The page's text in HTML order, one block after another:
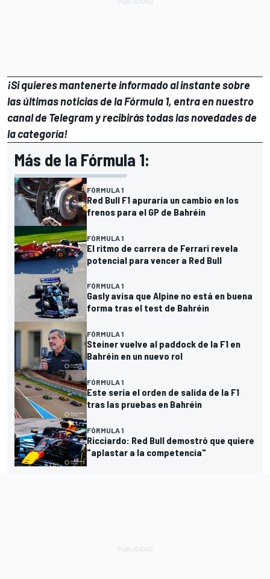
¡Si quieres mantenerte informado al instante sobre
las últimas noticias de la Fórmula 1, entra ennuestro
canal de Telegramy recibirás todas las novedades de
la categoría!
Más de la Fórmula 1:
FÓRMULA 1
Red Bull F1 apuraría un cambio en los
frenos para el GP de Bahréin
FÓRMULA 1
El ritmo de carrera de Ferrari revela
potencial para vencer a Red Bull
FÓRMULA 1
Gasly avisa que Alpine no está en buena
forma tras el test de Bahréin
FÓRMULA 1
Steiner vuelve al paddock de la F1 en
Bahréin en un nuevo rol
FÓRMULA 1
Este sería el orden de salida de la F1
tras las pruebas en Bahréin
FÓRMULA 1
Ricciardo: Red Bull demostró que quiere
"aplastar a la competencia"